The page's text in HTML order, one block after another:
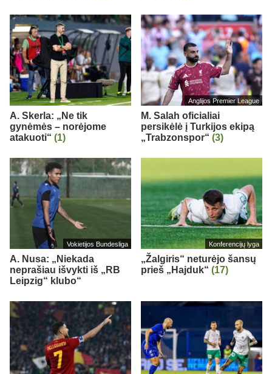
A. Skerla: „Ne tik
gynėmės – norėjome
atakuoti“ (1)
Anglijos Premier League
M. Salah oficialiai
persikėlė į Turkijos ekipą
„Trabzonspor“ (3)
Vokietijos Bundesliga
A. Nusa: „Niekada
neprašiau išvykti iš „RB
Leipzig“ klubo“
Konferencijų lyga
„Žalgiris“ neturėjo šansų
prieš „Hajduk“ (17)